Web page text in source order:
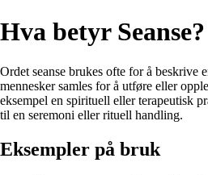
Hva betyr Seanse?
Ordet seanse brukes ofte for å beskrive
mennesker samles for å utføre eller
eksempel en spirituell eller terapeutisk
til en seremoni eller rituell handling.
Eksempler på bruk